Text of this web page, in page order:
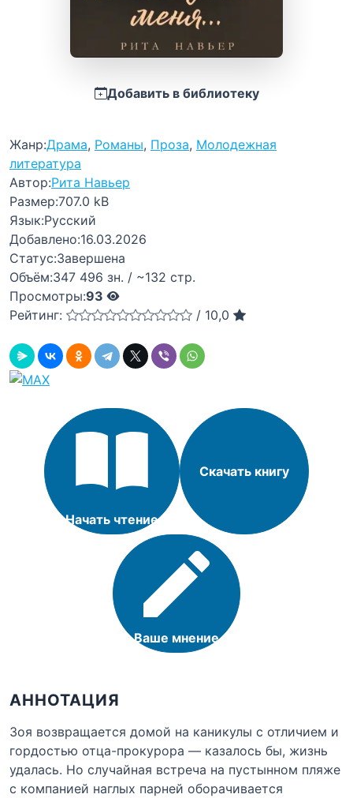
Добавить в библиотеку
Жанр:Драма, Романы, Проза, Молодежная
литература
Автор:Рита Навьер
Размер:707.0 kB
Язык:Русский
Добавлено:16.03.2026
Статус:Завершена
Объём:347 496 зн. / ~132 стр.
Просмотры:93
Рейтинг:
/ 10,0
Начать чтение
Скачать книгу
Ваше мнение
АННОТАЦИЯ
Зоя возвращается домой на каникулы с отличием и
гордостью отца-прокурора — казалось бы, жизнь
удалась. Но случайная встреча на пустынном пляже
с компанией наглых парней оборачивается